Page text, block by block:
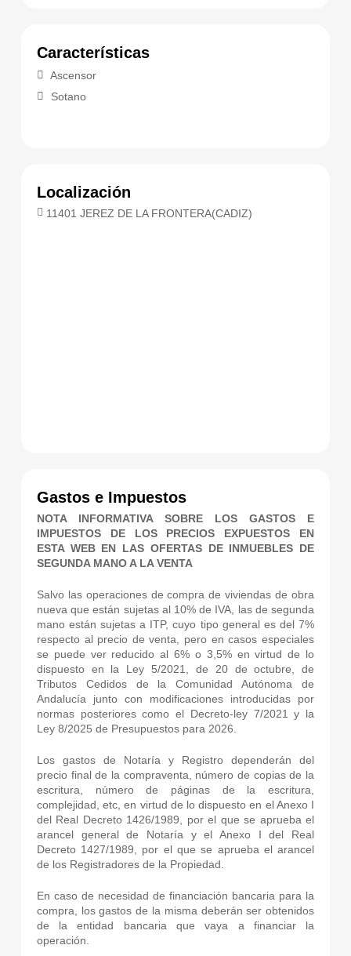
Características
Ascensor
Sotano
Localización
11401 JEREZ DE LA FRONTERA(CADIZ)
Gastos e Impuestos
NOTA INFORMATIVA SOBRE LOS GASTOS E
IMPUESTOS DE LOS PRECIOS EXPUESTOS EN
ESTA WEB EN LAS OFERTAS DE INMUEBLES DE
SEGUNDA MANO A LA VENTA
Salvo las operaciones de compra de viviendas de obra
nueva que están sujetas al 10% de IVA, las de segunda
mano están sujetas a ITP, cuyo tipo general es del 7%
respecto al precio de venta, pero en casos especiales
se puede ver reducido al 6% o 3,5% en virtud de lo
dispuesto en la Ley 5/2021, de 20 de octubre, de
Tributos Cedidos de la Comunidad Autónoma de
Andalucía junto con modificaciones introducidas por
normas posteriores como el Decreto-ley 7/2021 y la
Ley 8/2025 de Presupuestos para 2026.
Los gastos de Notaría y Registro dependerán del
precio final de la compraventa, número de copias de la
escritura, número de páginas de la escritura,
complejidad, etc, en virtud de lo dispuesto en el Anexo I
del Real Decreto 1426/1989, por el que se aprueba el
arancel general de Notaría y el Anexo I del Real
Decreto 1427/1989, por el que se aprueba el arancel
de los Registradores de la Propiedad.
En caso de necesidad de financiación bancaria para la
compra, los gastos de la misma deberán ser obtenidos
de la entidad bancaria que vaya a financiar la
operación.